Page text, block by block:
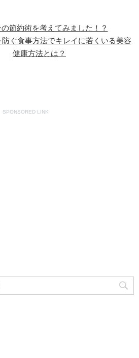
節約術を考えてみました！？
ぐ食事方法でキレイに若くいる美容
健康方法とは？
SPONSORED LINK